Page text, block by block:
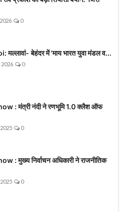
0
मल्लावां- बेहंदर में 'माय भारत युवा मंडल व...
2026 0
: मंत्री नंदी ने रणभूमि 1.0 क्लैश ऑफ
0
: मुख्य निर्वाचन अधिकारी ने राजनीतिक
0